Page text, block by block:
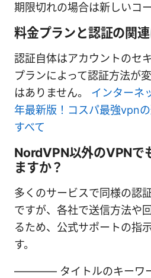
期限切れの場合は新しいコ
料金プランと認証の関
認証自体はアカウントのセ
プランによって認証方法が
はありません。 インターネ
年最新版！コスパ最強vpn
すべて
NordVPN以外のVPNで
ますか？
多くのサービスで同様の認
ですが、各社で送信方法や
るため、公式サポートの指
す。
———— タイトルのキーワー